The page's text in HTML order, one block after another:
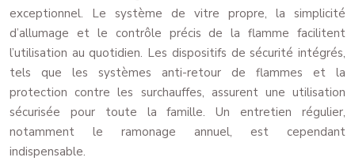
exceptionnel. Le système de vitre propre, la simplicité
d’allumage et le contrôle précis de la flamme facilitent
l’utilisation au quotidien. Les dispositifs de sécurité intégrés,
tels que les systèmes anti-retour de flammes et la
protection contre les surchauffes, assurent une utilisation
sécurisée pour toute la famille. Un entretien régulier,
notamment le ramonage annuel, est cependant
indispensable.